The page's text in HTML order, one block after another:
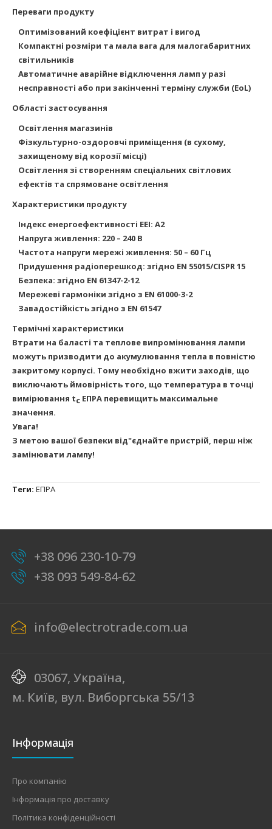
Переваги продукту
Оптимізований коефіцієнт витрат і вигод
Компактні розміри та мала вага для малогабаритних
світильників
Автоматичне аварійне відключення ламп у разі
несправності або при закінченні терміну служби (EoL)
Області застосування
Освітлення магазинів
Фізкультурно-оздоровчі приміщення (в сухому,
захищеному від корозії місці)
Освітлення зі створенням спеціальних світлових
ефектів та спрямоване освітлення
Характеристики продукту
Індекс енергоефективності EEI: A2
Напруга живлення: 220 – 240 В
Частота напруги мережі живлення: 50 – 60 Гц
Придушення радіоперешкод: згідно EN 55015/CISPR 15
Безпека: згідно EN 61347-2-12
Мережеві гармоніки згідно з EN 61000-3-2
Завадостійкість згідно з EN 61547
Термічні характеристики
Втрати на баласті та теплове випромінювання лампи
можуть призводити до акумулювання тепла в повністю
закритому корпусі. Тому необхідно вжити заходів, що
виключають ймовірність того, що температура в точці
вимірювання tc ЕПРА перевищить максимальне
значення.
Увага!
З метою вашої безпеки від"єднайте пристрій, перш ніж
замінювати лампу!
Теги: ЕПРА
+38 096 230-10-79
+38 093 549-84-62
info@electrotrade.com.ua
03067, Україна,
м. Київ, вул. Виборгська 55/13
Інформація
Про компанію
Інформація про доставку
Політика конфіденційності